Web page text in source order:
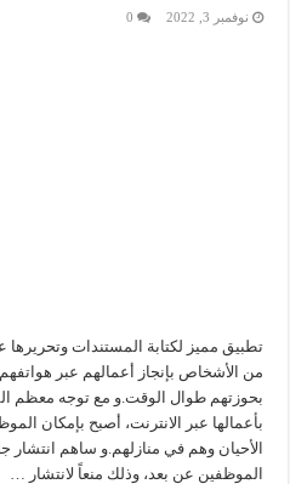
نوفمبر 3, 2022 0
تطبيق مميز لكتابة المستندات
من الأشخاص بإنجاز أعمالهم عبر هواتفهم
بحوزتهم طوال الوقت.و مع توجه معظم
بأعمالها عبر الانترنت، أصبح بإمكان
الأحيان وهم في منازلهم.و ساهم انتشار
الموظفين عن بعد، وذلك منعاً لانتشار …